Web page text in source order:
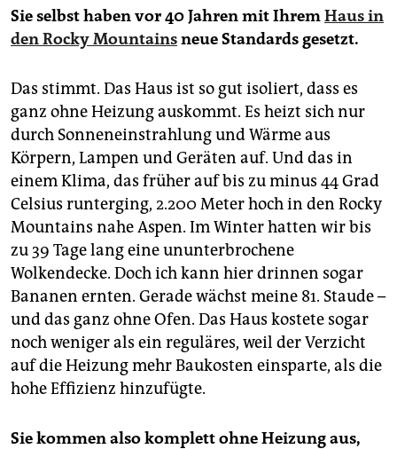
Sie selbst haben vor 40 Jahren mit IhremHaus in
den Rocky Mountainsneue Standards gesetzt.
Das stimmt. Das Haus ist so gut isoliert, dass es
ganz ohne Heizung auskommt. Es heizt sich nur
durch Sonneneinstrahlung und Wärme aus
Körpern, Lampen und Geräten auf. Und das in
einem Klima, das früher auf bis zu minus 44 Grad
Celsius runterging, 2.200 Meter hoch in den Rocky
Mountains nahe Aspen. Im Winter hatten wir bis
zu 39 Tage lang eine ununterbrochene
Wolkendecke. Doch ich kann hier drinnen sogar
Bananen ernten. Gerade wächst meine 81. Staude –
und das ganz ohne Ofen. Das Haus kostete sogar
noch weniger als ein reguläres, weil der Verzicht
auf die Heizung mehr Baukosten einsparte, als die
hohe Effizienz hinzufügte.
Sie kommen also komplett ohne Heizung aus,